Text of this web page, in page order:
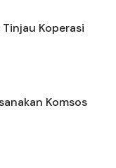
Koperasi
Komsos